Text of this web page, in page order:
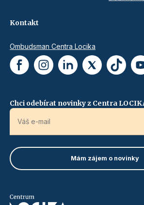
Kontakt
Ombudsman Centra Locika
Chci odebírat novinky z Centra